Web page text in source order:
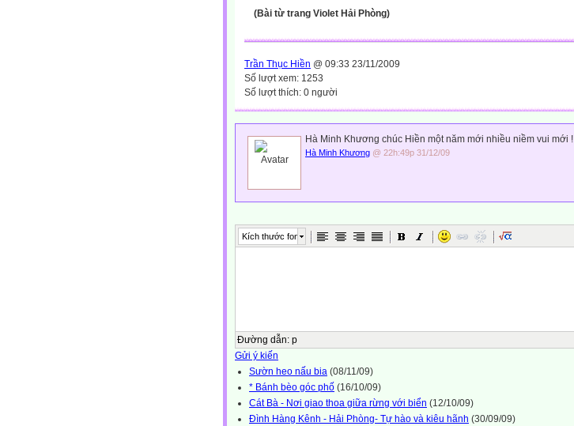
(Bài từ trang Violet Hải Phòng)
Trần Thục Hiền @ 09:33 23/11/2009
Số lượt xem: 1253
Số lượt thích: 0 người
Hà Minh Khương chúc Hiền một năm mới nhiều niềm vui mới !
Hà Minh Khương @ 22h:49p 31/12/09
Kích thước font
Đường dẫn: p
Gửi ý kiến
Sườn heo nấu bia (08/11/09)
* Bánh bèo góc phố (16/10/09)
Cát Bà - Nơi giao thoa giữa rừng với biển (12/10/09)
Đình Hàng Kênh - Hải Phòng- Tự hào và kiêu hãnh (30/09/09)